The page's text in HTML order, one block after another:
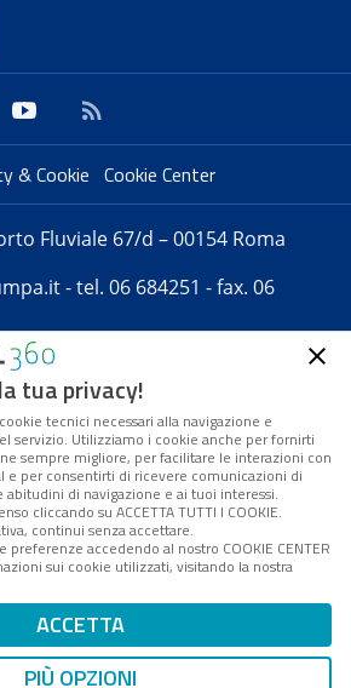
& Cookie Cookie Center
Fluviale 67/d – 00154 Roma
- tel. 06 684251 - fax. 06
pubblicazione telematica iscritta
stampa del Tribunale di Roma -
2008 - Direttore resp. Michela
Stentella
soggetta a Direzione e
di Digital360 S.p.A. - FPA s.r.l.
per il sistema di management
IVA n. 10693191008 - R.E.A. Roma
1249791. ISP AWS
Mappa del sito
tua privacy!
tecnici necessari alla navigazione e
servizio. Utilizziamo i cookie anche per fornirti
sempre migliore, per facilitare le interazioni con
e per consentirti di ricevere comunicazioni di
di navigazione e ai tuoi interessi.
cliccando su ACCETTA TUTTI I COOKIE.
continui senza accettare.
accedendo al nostro COOKIE CENTER
sui cookie utilizzati, visitando la nostra
ACCETTA
PIÙ OPZIONI